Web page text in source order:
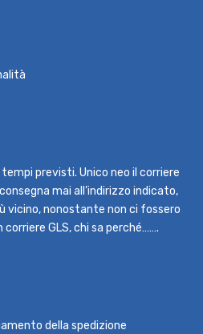
previsti. Unico neo il corriere
mai all’indirizzo indicato,
vicino, nonostante non ci fossero
GLS, chi sa perché…….
della spedizione